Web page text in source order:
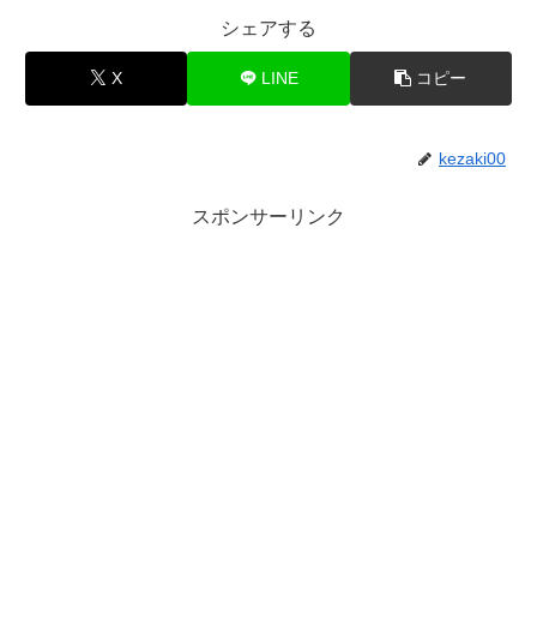
シェアする
X LINE コピー
kezaki00
スポンサーリンク